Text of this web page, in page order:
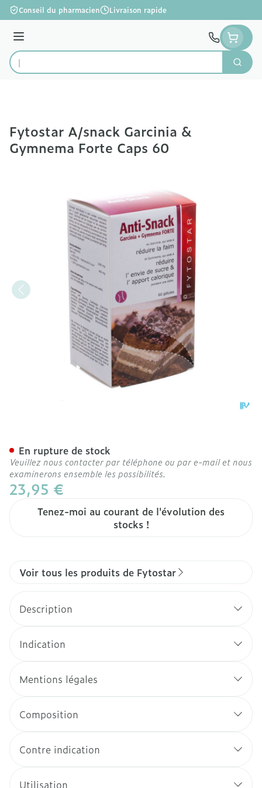
Aller au contenu
Conseil du pharmacien Livraison rapide
Menu
Rechercher
Fytostar A/snack Garcinia &
Gymnema Forte Caps 60
23,95 €
Tenez-moi au courant de l'évolution des
stocks !
En rupture de stock
Veuillez nous contacter par téléphone ou par e-mail et nous
examinerons ensemble les possibilités.
Voir tous les produits de Fytostar
Description
Indication
Mentions légales
Composition
Contre indication
Utilisation